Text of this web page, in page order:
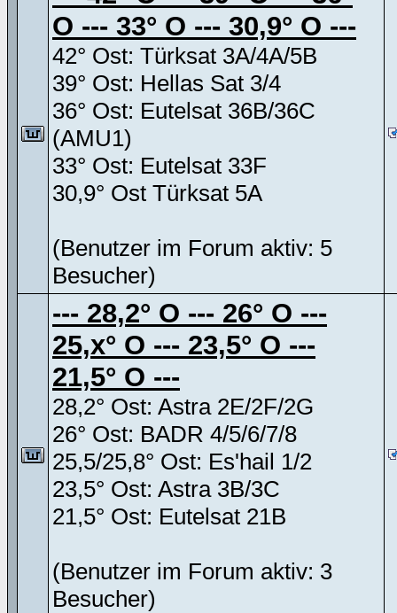
O --- 33° O --- 30,9° O ---
42° Ost: Türksat 3A/4A/5B
39° Ost: Hellas Sat 3/4
36° Ost: Eutelsat 36B/36C
(AMU1)
33° Ost: Eutelsat 33F
30,9° Ost Türksat 5A
(Benutzer im Forum aktiv: 5
Besucher)
--- 28,2° O --- 26° O ---
25,x° O --- 23,5° O ---
21,5° O ---
28,2° Ost: Astra 2E/2F/2G
26° Ost: BADR 4/5/6/7/8
25,5/25,8° Ost: Es'hail 1/2
23,5° Ost: Astra 3B/3C
21,5° Ost: Eutelsat 21B
(Benutzer im Forum aktiv: 3
Besucher)